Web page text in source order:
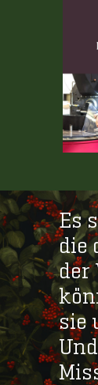
Es
die
der
sie